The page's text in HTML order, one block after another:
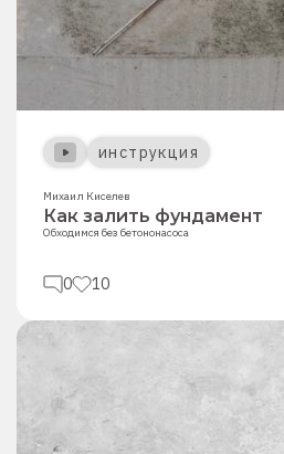
инструкция
Михаил Киселев
Как залить фундамент
Обходимся без бетононасоса
0 10